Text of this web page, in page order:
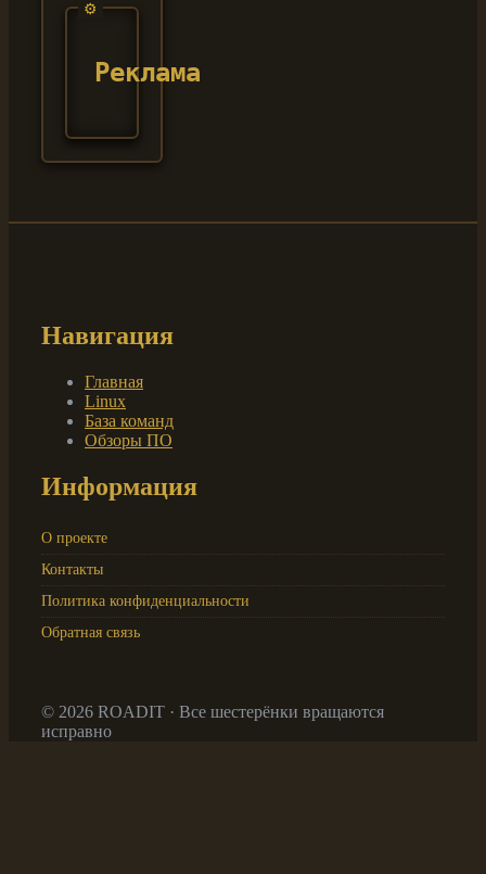
Реклама
Навигация
Главная
Linux
База команд
Обзоры ПО
Информация
О проекте
Контакты
Политика конфиденциальности
Обратная связь
© 2026 ROADIT · Все шестерёнки вращаются
исправно